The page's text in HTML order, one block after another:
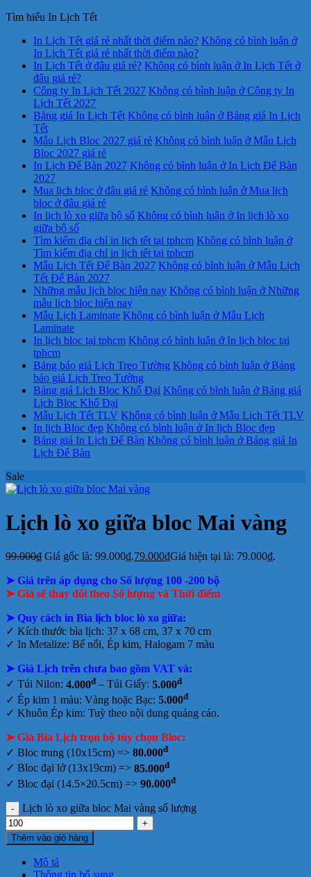
Tìm hiểu In Lịch Tết
In Lịch Tết giá rẻ nhất thời điểm nào? Không có bình luận ở
In Lịch Tết giá rẻ nhất thời điểm nào?
In Lịch Tết ở đâu giá rẻ? Không có bình luận ở In Lịch Tết ở
đâu giá rẻ?
Công ty In Lịch Tết 2027 Không có bình luận ở Công ty In
Lịch Tết 2027
Bảng giá In Lịch Tết Không có bình luận ở Bảng giá In Lịch
Tết
Mẫu Lịch Bloc 2027 giá rẻ Không có bình luận ở Mẫu Lịch
Bloc 2027 giá rẻ
In Lịch Để Bàn 2027 Không có bình luận ở In Lịch Để Bàn
2027
Mua lịch bloc ở đâu giá rẻ Không có bình luận ở Mua lịch
bloc ở đâu giá rẻ
In lịch lò xo giữa bộ số Không có bình luận ở In lịch lò xo
giữa bộ số
Tìm kiếm địa chỉ in lịch tết tại tphcm Không có bình luận ở
Tìm kiếm địa chỉ in lịch tết tại tphcm
Mẫu Lịch Tết Để Bàn 2027 Không có bình luận ở Mẫu Lịch
Tết Để Bàn 2027
Những mẫu lịch bloc hiện nay Không có bình luận ở Những
mẫu lịch bloc hiện nay
Mẫu Lịch Laminate Không có bình luận ở Mẫu Lịch
Laminate
In lịch bloc tại tphcm Không có bình luận ở In lịch bloc tại
tphcm
Bảng báo giá Lịch Treo Tường Không có bình luận ở Bảng
báo giá Lịch Treo Tường
Bảng giá Lịch Bloc Khổ Đại Không có bình luận ở Bảng giá
Lịch Bloc Khổ Đại
Mẫu Lịch Tết TLV Không có bình luận ở Mẫu Lịch Tết TLV
In lịch Bloc đẹp Không có bình luận ở In lịch Bloc đẹp
Bảng giá In Lịch Để Bàn Không có bình luận ở Bảng giá In
Lịch Để Bàn
Sale
Lịch lò xo giữa bloc Mai vàng
99.000₫ Giá gốc là: 99.000₫.79.000₫Giá hiện tại là: 79.000₫.
➤ Giá trên áp dụng cho Số lượng 100 -200 bộ
➤ Giá sẽ thay đổi theo Số lượng và Thời điểm
➤Quy cách in Bìa lịch bloc lò xo giữa:
✓ Kích thước bìa lịch: 37 x 68 cm, 37 x 70 cm
✓ In Metalize: Bế nổi, Ép kim, Halogam 7 màu
➤ Giá Lịch trên chưa bao gồm VAT và:
✓ Túi Nilon: 4.000đ – Túi Giấy: 5.000đ
✓ Ép kim 1 màu: Vàng hoặc Bạc: 5.000đ
✓ Khuôn Ép kim: Tuỳ theo nội dung quảng cáo.
➤ Giá Bìa Lịch trọn bộ tùy chọn Bloc:
✓ Bloc trung (10x15cm) => 80.000đ
✓ Bloc đại lở (13x19cm) => 85.000đ
✓ Bloc đại (14.5×20.5cm) => 90.000đ
Lịch lò xo giữa bloc Mai vàng số lượng
Thêm vào giỏ hàng
Mô tả
Thông tin bổ sung